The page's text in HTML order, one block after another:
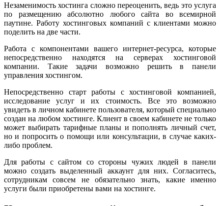
Незаменимость хостинга сложно переоценить, ведь это услуга
по размещению абсолютно любого сайта во всемирной
паутине. Работу хостинговых компаний с клиентами можно
поделить на две части.
Работа с компонентами вашего интернет-ресурса, которые
непосредственно находятся на серверах хостинговой
компании. Такие задачи возможно решить в панели
управления хостингом.
Непосредственно старт работы с хостинговой компанией,
исследование услуг и их стоимость. Все это возможно
увидеть в личном кабинете пользователя, который специально
создан на любом хостинге. Клиент в своем кабинете не только
может выбирать тарифные планы и пополнять личный счет,
но и попросить о помощи или консультации, в случае каких-
либо проблем.
Для работы с сайтом со стороны чужих людей в панели
можно создать выделенный аккаунт для них. Согласитесь,
сотрудникам совсем не обязательно знать, какие именно
услуги были приобретены вами на хостинге.